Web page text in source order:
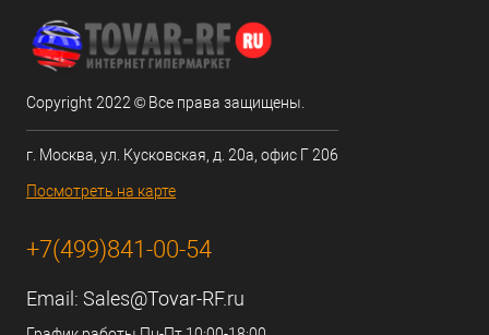
Copyright 2022 © Все права защищены.
г. Москва, ул. Кусковская, д. 20а, офис Г 206
Посмотреть на карте
+7(499)841-00-54
Email: Sales@Tovar-RF.ru